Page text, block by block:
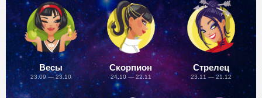
Весы
23.09 — 23.10
Скорпион
24.10 — 22.11
Стрелец
23.11 — 21.12